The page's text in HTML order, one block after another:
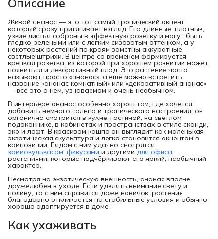
Живой ананас — это тот самый тропический акцент,
который сразу притягивает взгляд. Его длинные, плотные,
узкие листья собраны в эффектную розетку и могут быть
гладко-зелёными или с лёгким сизоватым оттенком, а у
некоторых растений по краям заметны аккуратные
светлые штрихи. В центре со временем формируется
крепкая розетка, из которой при хорошем развитии может
появиться и декоративный плод. Это растение часто
называют просто «ананас», а ещё можно встретить
название «ананас комнатный» или «декоративный ананас»
— всё это о нём, узнаваемом и очень необычном.
В интерьере ананас особенно хорош там, где хочется
добавить немного солнца и тропического настроения: он
органично смотрится в кухне, гостиной, на светлом
подоконнике, в кабинетах и пространствах в стиле сканди,
эко и лофт. В красивом кашпо он выглядит как маленькая
экзотическая скульптура и легко становится акцентом в
композиции. Рядом с ним удачно смотрятся
замиокулькасом фикусами и другимидля офиса
растениями, которые подчёркивают его яркий, необычный
характер.
Несмотря на экзотическую внешность, ананас вполне
дружелюбен в уходе. Если уделять внимание свету и
поливу, то с ним справится даже новичок: растение
благодарно откликается на стабильные условия и обычно
хорошо адаптируется в доме.
Как ухаживать